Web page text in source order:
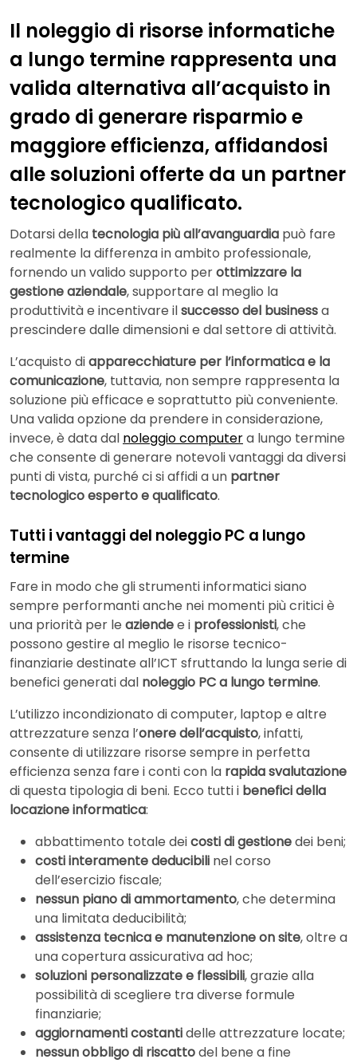
Il noleggio di risorse informatiche
a lungo termine rappresenta una
valida alternativa all’acquisto in
grado di generare risparmio e
maggiore efficienza, affidandosi
alle soluzioni offerte da un partner
tecnologico qualificato.
Dotarsi della tecnologia più all’avanguardia può fare
realmente la differenza in ambito professionale,
fornendo un valido supporto perottimizzare la
gestione aziendale, supportare al meglio la
produttività e incentivare ilsuccesso del businessa
prescindere dalle dimensioni e dal settore di attività.
L’acquisto diapparecchiature per l’informatica e la
comunicazione, tuttavia, non sempre rappresenta la
soluzione più efficace e soprattutto più conveniente.
Una valida opzione da prendere in considerazione,
invece, è data dal noleggio computera lungo termine
che consente di generare notevoli vantaggi da diversi
punti di vista, purché ci si affidi a un partner
tecnologico esperto e qualificato.
Tutti i vantaggi del noleggio PC a lungo
termine
Fare in modo che gli strumenti informatici siano
sempre performanti anche nei momenti più critici è
una priorità per le aziendee i professionisti, che
possono gestire al meglio le risorse tecnico-
finanziarie destinate all’ICT sfruttando la lunga serie di
benefici generati dal noleggio PC a lungo termine.
L’utilizzo incondizionato di computer, laptop e altre
attrezzature senza l’onere dell’acquisto, infatti,
consente di utilizzare risorse sempre in perfetta
efficienza senza fare i conti con la rapida svalutazione
di questa tipologia di beni. Ecco tutti i benefici della
locazione informatica:
abbattimento totale deicosti di gestionedei beni;
costi interamente deducibili nel corso
dell’esercizio fiscale;
nessun piano di ammortamento, che determina
una limitata deducibilità;
assistenza tecnica e manutenzione on site, oltre a
una copertura assicurativa ad hoc;
soluzioni personalizzate e flessibili, grazie alla
possibilità di scegliere tra diverse formule
finanziarie;
aggiornamenti costantidelle attrezzature locate;
nessun obbligo di riscattodel bene a fine